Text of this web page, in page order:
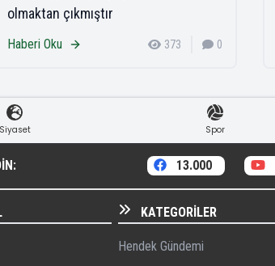
olmaktan çıkmıştır
Haberi Oku 373 0
Siyaset Spor
13.000
KATEGORILER
Hendek Gündemi